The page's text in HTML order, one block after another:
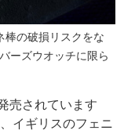
棒の破損リスクをな
ーズウオッチに限ら
売されています
イギリスのフェニ